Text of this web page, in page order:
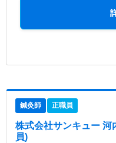
鍼灸師 正職員
株式会社サンキュー 河
員)